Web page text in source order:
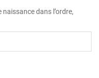
dans l’ordre,